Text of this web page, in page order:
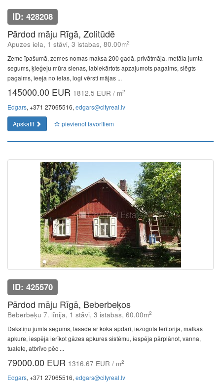
ID: 428208
Pārdod māju Rīgā, Zolitūdē
Apuzes iela, 1 stāvi, 3 istabas, 80.00m2
Zeme īpašumā, zemes nomas maksa 200 gadā, privātmāja, metāla jumta
segums, ķieģeļu mūra sienas, labiekārtots apzaļumots pagalms, slēgts
pagalms, ieeja no ielas, logi vērsti mājas ...
145000.00 EUR 1812.5 EUR / m2
Edgars, +371 27065516, edgars@cityreal.lv
Apskatīt
pievienot favorītiem
ID: 425570
Pārdod māju Rīgā, Beberbeķos
Beberbeķu 7. līnija, 1 stāvi, 3 istabas, 60.00m2
Dakstiņu jumta segums, fasāde ar koka apdari, iežogota teritorija, malkas
apkure, iespēja ierīkot gāzes apkures sistēmu, iespēja pārplānot, vanna,
tualete, atbrīvo pēc ...
79000.00 EUR 1316.67 EUR / m2
Edgars, +371 27065516, edgars@cityreal.lv